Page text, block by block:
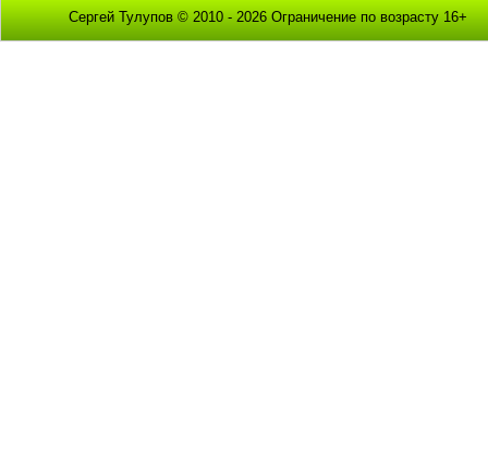
Сергей Тулупов © 2010 - 2026 Ограничение по возрасту 16+